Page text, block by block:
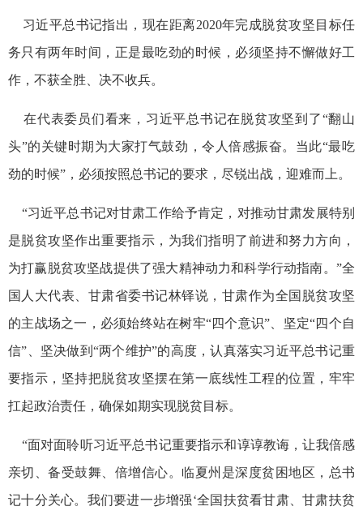
习近平总书记指出，现在距离2020年完成脱贫攻坚目标任
务只有两年时间，正是最吃劲的时候，必须坚持不懈做好工
作，不获全胜、决不收兵。
在代表委员们看来，习近平总书记在脱贫攻坚到了“翻山
头”的关键时期为大家打气鼓劲，令人倍感振奋。当此“最吃
劲的时候”，必须按照总书记的要求，尽锐出战，迎难而上。
“习近平总书记对甘肃工作给予肯定，对推动甘肃发展特别
是脱贫攻坚作出重要指示，为我们指明了前进和努力方向，
为打赢脱贫攻坚战提供了强大精神动力和科学行动指南。”全
国人大代表、甘肃省委书记林铎说，甘肃作为全国脱贫攻坚
的主战场之一，必须始终站在树牢“四个意识”、坚定“四个自
信”、坚决做到“两个维护”的高度，认真落实习近平总书记重
要指示，坚持把脱贫攻坚摆在第一底线性工程的位置，牢牢
扛起政治责任，确保如期实现脱贫目标。
“面对面聆听习近平总书记重要指示和谆谆教诲，让我倍感
亲切、备受鼓舞、倍增信心。临夏州是深度贫困地区，总书
记十分关心。我们要进一步增强‘全国扶贫看甘肃、甘肃扶贫